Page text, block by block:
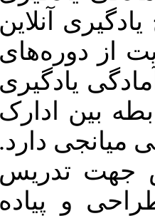
آموزش سازمانها. ۱۴۰۲; ۱۲ (۴)
:۷۱-۹۳
URL:
http://journalieaa.ir/article-۱-۶۱۰-